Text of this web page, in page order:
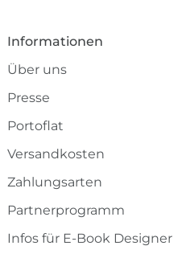
Informationen
Über uns
Presse
Portoflat
Versandkosten
Zahlungsarten
Partnerprogramm
Infos für E-Book Designer